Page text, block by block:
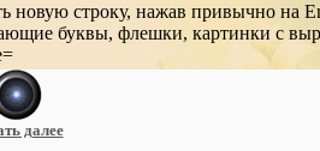
новую строку, нажав привычно на
буквы, флешки, картинки с
далее